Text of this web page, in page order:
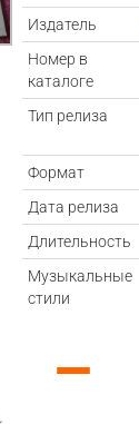
Издатель
Номер в
каталоге
Тип релиза
Формат
Дата релиза
Длительность
Музыкальные
стили
—